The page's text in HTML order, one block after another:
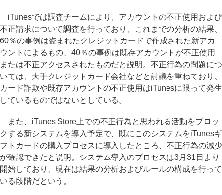
iTunesでは調査チームにより、アカウントの不正使用および
不正請求について調査を行っており、これまでの分析の結果、
60％の事例は盗まれたクレジットカードで作成された新アカ
ウントによるもの、40％の事例は既存アカウントが不正使用
または不正アクセスされたものだと説明。不正行為の問題につ
いては、大手クレジットカード会社などと討議を重ねており、
カード詐欺や既存アカウントの不正使用はiTunesに限って発生
しているものではないとしている。
また、iTunes Store上での不正行為と思われる活動をブロッ
クする新システムを導入予定で、既にこのシステムをiTunesギ
フトカードの購入プロセスに導入したところ、不正行為の減少
が確認できたと説明。システム導入のプロセスは3月31日より
開始しており、現在は結果の分析およびルールの構成を行って
いる段階だという。